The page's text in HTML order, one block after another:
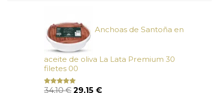
Anchoas de Santoña en
aceite de oliva La Lata Premium 30
filetes 00
Valorado
34,10€ El
29,15 €El